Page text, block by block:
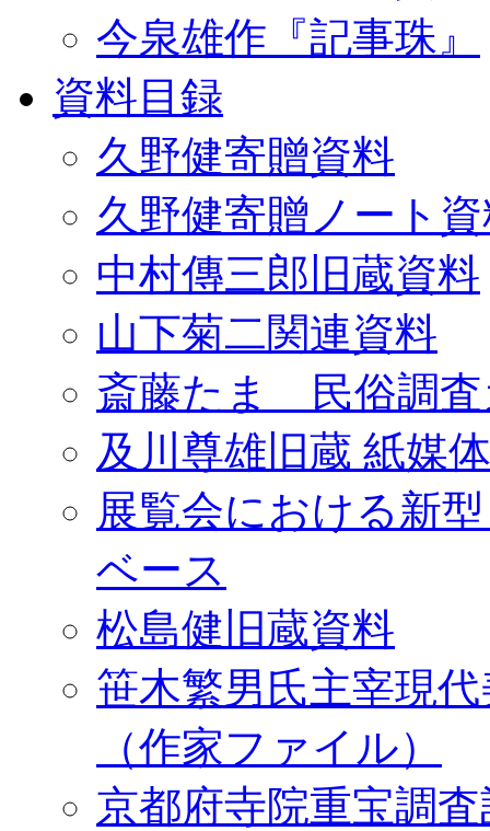
今泉雄作『記事珠』
資料目録
久野健寄贈資料
久野健寄贈ノート
中村傳三郎旧蔵資料
山下菊二関連資料
斎藤たま 民俗調査
及川尊雄旧蔵 紙媒
展覧会における新
ベース
松島健旧蔵資料
笹木繁男氏主宰現
（作家ファイル）
京都府寺院重宝調